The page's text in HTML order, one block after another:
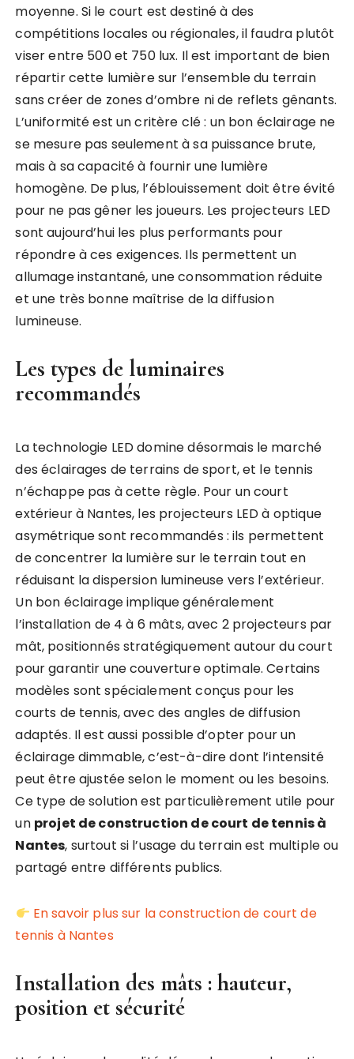
moyenne. Si le court est destiné à des
compétitions locales ou régionales, il faudra plutôt
viser entre 500 et 750 lux. Il est important de bien
répartir cette lumière sur l’ensemble du terrain
sans créer de zones d’ombre ni de reflets gênants.
L’uniformité est un critère clé : un bon éclairage ne
se mesure pas seulement à sa puissance brute,
mais à sa capacité à fournir une lumière
homogène. De plus, l’éblouissement doit être évité
pour ne pas gêner les joueurs. Les projecteurs LED
sont aujourd’hui les plus performants pour
répondre à ces exigences. Ils permettent un
allumage instantané, une consommation réduite
et une très bonne maîtrise de la diffusion
lumineuse.
Les types de luminaires
recommandés
La technologie LED domine désormais le marché
des éclairages de terrains de sport, et le tennis
n’échappe pas à cette règle. Pour un court
extérieur à Nantes, les projecteurs LED à optique
asymétrique sont recommandés : ils permettent
de concentrer la lumière sur le terrain tout en
réduisant la dispersion lumineuse vers l’extérieur.
Un bon éclairage implique généralement
l’installation de 4 à 6 mâts, avec 2 projecteurs par
mât, positionnés stratégiquement autour du court
pour garantir une couverture optimale. Certains
modèles sont spécialement conçus pour les
courts de tennis, avec des angles de diffusion
adaptés. Il est aussi possible d’opter pour un
éclairage dimmable, c’est-à-dire dont l’intensité
peut être ajustée selon le moment ou les besoins.
Ce type de solution est particulièrement utile pour
un projet de construction de court de tennis à
Nantes, surtout si l’usage du terrain est multiple ou
partagé entre différents publics.
En savoir plus sur la construction de court de
tennis à Nantes
Installation des mâts : hauteur,
position et sécurité